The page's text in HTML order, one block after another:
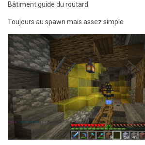
Bâtiment guide du routard
Toujours au spawn mais assez simple